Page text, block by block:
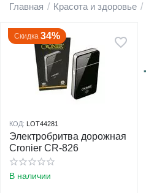
Главная / Красота и здоровье /
Скидка 34%
КОД: LOT44281
Электробритва дорожная
Cronier CR-826
В наличии